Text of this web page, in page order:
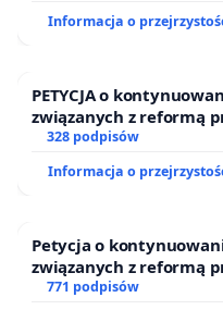
Informacja o
PETYCJA o
związanych z reformą
328 podpisów
Informacja o
Petycja o
związanych z reformą
771 podpisów